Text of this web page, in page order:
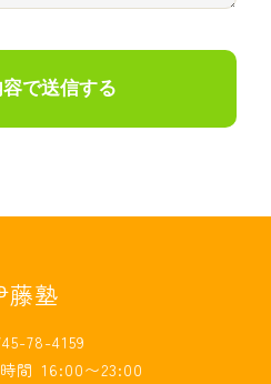
藤塾
78-4159
間 16:00〜23:00